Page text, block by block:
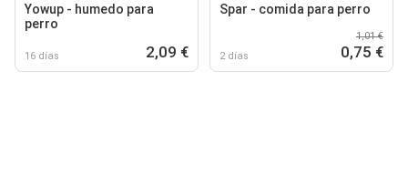
Yowup - humedo para
perro
16 días 2,09 €
Spar - comida para perro
2 días
1,01 €
0,75 €